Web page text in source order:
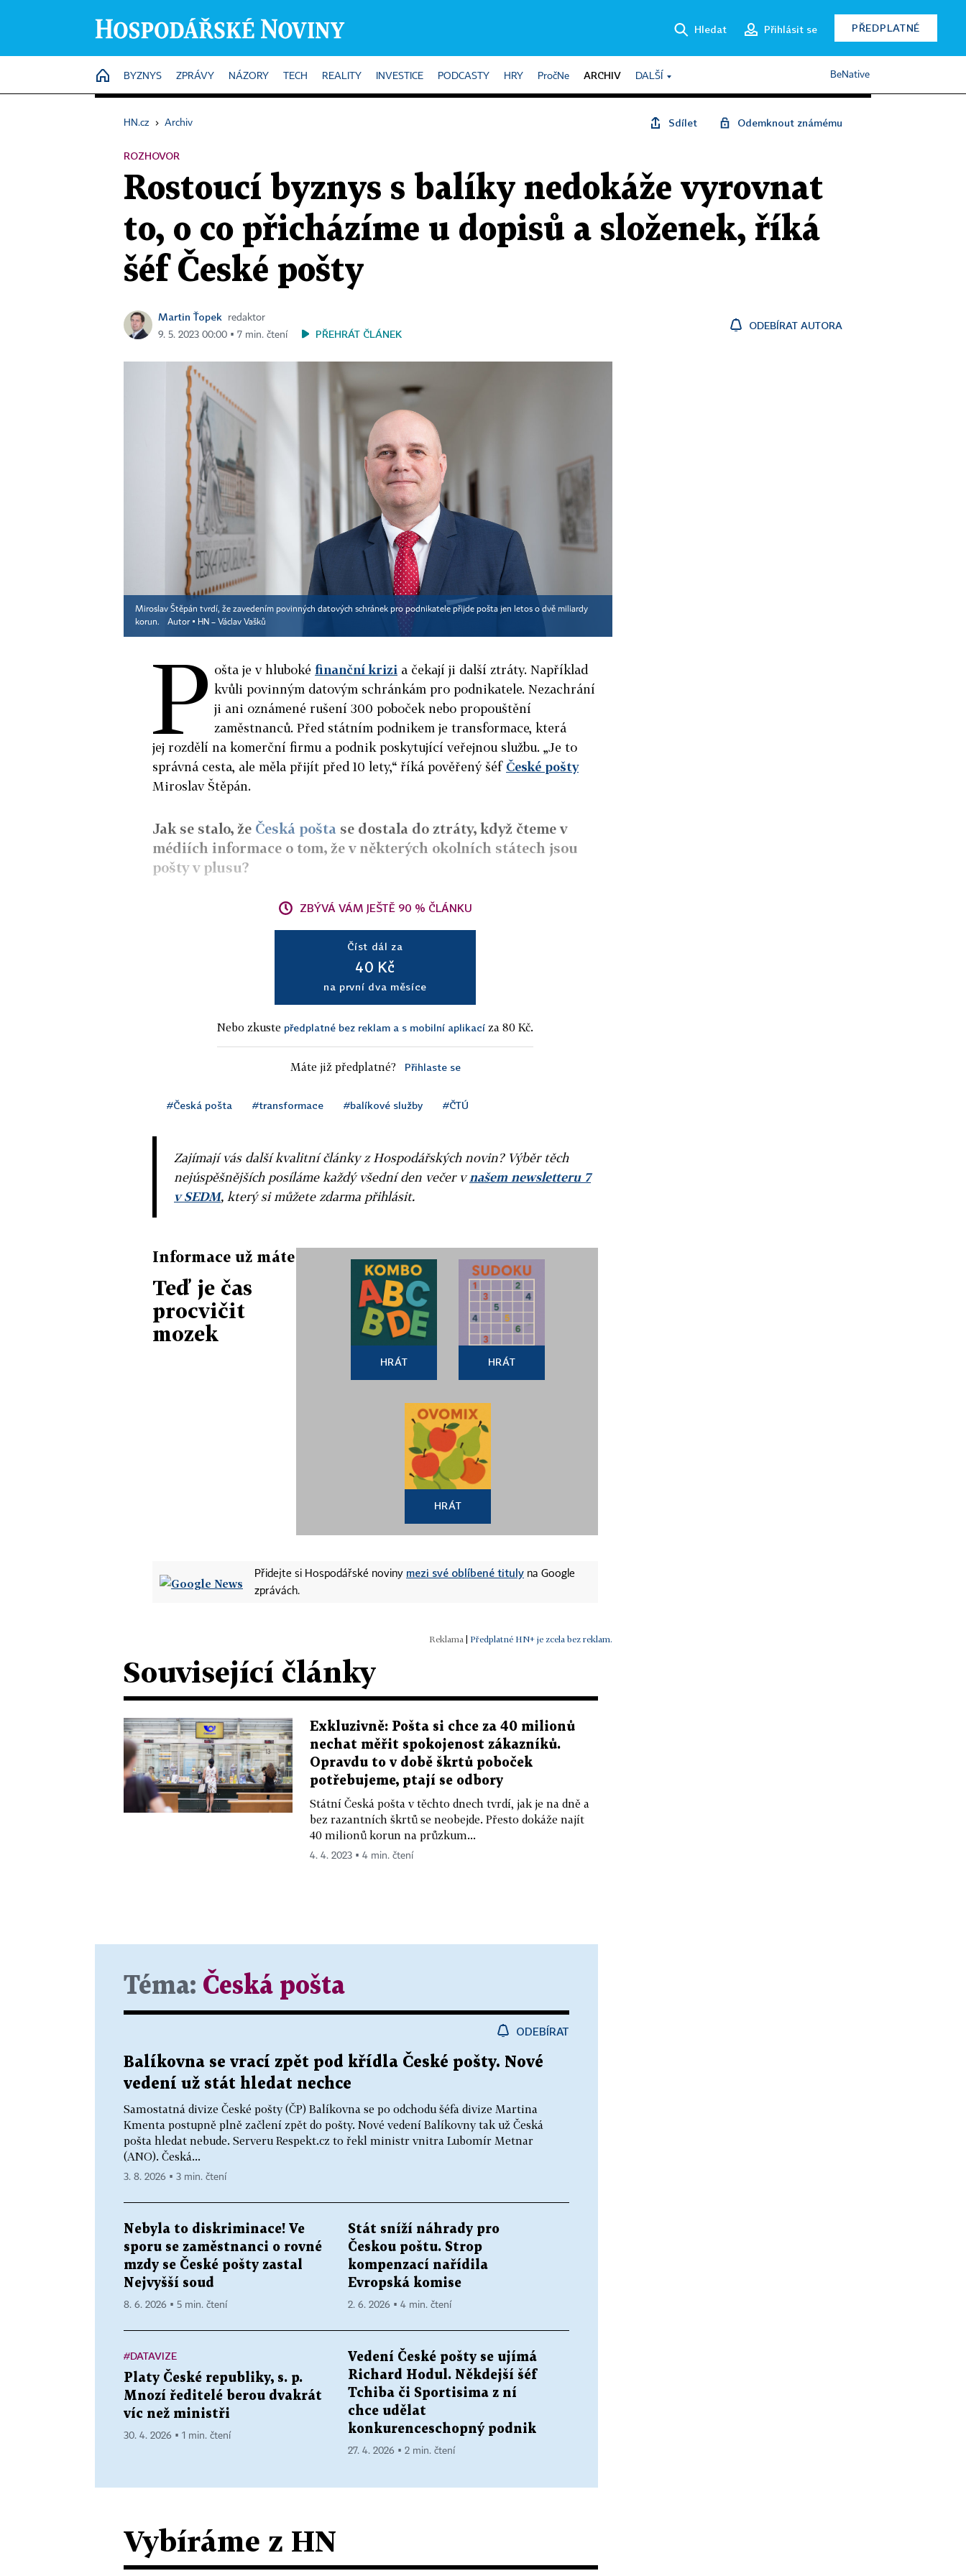
Hledat Přihlásit se PŘEDPLATNÉ
HOME
BYZNYS ZPRÁVY NÁZORY TECH REALITY INVESTICE PODCASTY HRY PročNe ARCHIV DALŠÍ BeNative
HN.cz › Archiv Sdílet Odemknout známému
ROZHOVOR
Rostoucí byznys s balíky nedokáže vyrovnat
to, o co přicházíme u dopisů a složenek, říká
šéf České pošty
Martin Ťopek
redaktor
9. 5. 2023 00:00 ▪ 7 min. čtení
PŘEHRÁT ČLÁNEK
ODEBÍRAT AUTORA
Miroslav Štěpán tvrdí, že zavedením povinných datových schránek pro podnikatele přijde pošta jen letos o dvě miliardy
korun.
Autor ▪ HN – Václav Vašků
P ošta je v hluboké finanční krizi a čekají ji další ztráty. Například
kvůli povinným datovým schránkám pro podnikatele. Nezachrání
ji ani oznámené rušení 300 poboček nebo propouštění
zaměstnanců. Před státním podnikem je transformace, která
jej rozdělí na komerční firmu a podnik poskytující veřejnou službu. „Je to
správná cesta, ale měla přijít před 10 lety,“ říká pověřený šéf České pošty
Miroslav Štěpán.
Jak se stalo, že Česká pošta se dostala do ztráty, když čteme v
médiích informace o tom, že v některých okolních státech jsou
pošty v plusu?
ZBÝVÁ VÁM JEŠTĚ 90 % ČLÁNKU
Číst dál za
40 Kč
na první dva měsíce
Nebo zkuste předplatné bez reklam a s mobilní aplikací za 80 Kč.
Máte již předplatné? Přihlaste se
#Česká pošta #transformace #balíkové služby #ČTÚ
Zajímají vás další kvalitní články z Hospodářských novin? Výběr těch
nejúspěšnějších posíláme každý všední den večer vnašem newsletteru 7
v SEDM, který si můžete zdarma přihlásit.
Informace už máte
Teď je čas
procvičit
mozek
HRÁT HRÁT
HRÁT
Přidejte si Hospodářské noviny mezi své oblíbené tituly na Google
zprávách.
| Předplatné HN+ je zcela bez reklam.
Související články
Exkluzivně: Pošta si chce za 40 milionů
nechat měřit spokojenost zákazníků.
Opravdu to v době škrtů poboček
potřebujeme, ptají se odbory
Státní Česká pošta v těchto dnech tvrdí, jak je na dně a
bez razantních škrtů se neobejde. Přesto dokáže najít
40 milionů korun na průzkum...
4. 4. 2023 ▪ 4 min. čtení
Téma: Česká pošta
ODEBÍRAT
Balíkovna se vrací zpět pod křídla České pošty. Nové
vedení už stát hledat nechce
Samostatná divize České pošty (ČP) Balíkovna se po odchodu šéfa divize Martina
Kmenta postupně plně začlení zpět do pošty. Nové vedení Balíkovny tak už Česká
pošta hledat nebude. Serveru Respekt.cz to řekl ministr vnitra Lubomír Metnar
(ANO). Česká...
3. 8. 2026 ▪ 3 min. čtení
Nebyla to diskriminace! Ve
sporu se zaměstnanci o rovné
mzdy se České pošty zastal
Nejvyšší soud
8. 6. 2026 ▪ 5 min. čtení
Stát sníží náhrady pro
Českou poštu. Strop
kompenzací nařídila
Evropská komise
2. 6. 2026 ▪ 4 min. čtení
#DATAVIZE
Platy České republiky, s. p.
Mnozí ředitelé berou dvakrát
víc než ministři
30. 4. 2026 ▪ 1 min. čtení
Vedení České pošty se ujímá
Richard Hodul. Někdejší šéf
Tchiba či Sportisima z ní
chce udělat
konkurenceschopný podnik
27. 4. 2026 ▪ 2 min. čtení
Vybíráme z HN